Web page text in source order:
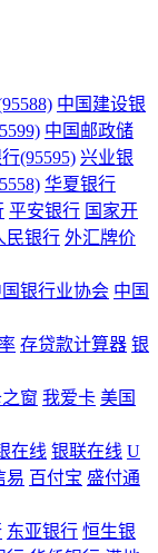
中国建设银
中国邮政储
(95595) 兴业银
华夏银行
平安银行 国家开
民银行 外汇牌价
国银行业协会 中国
存贷款计算器 银
窗 我爱卡 美国
在线 银联在线 U
易 百付宝 盛付通
东亚银行 恒生银